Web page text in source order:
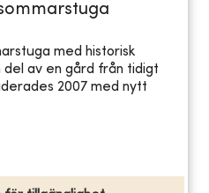
med historisk
del av en gård från tidigt
2007 med nytt